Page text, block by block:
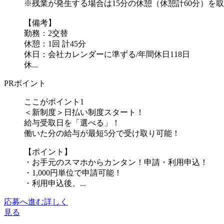
※残業が発生する場合は15分の休憩（休憩計60分）を
【備考】
勤務：2交替
休憩：1回 計45分
休日：会社カレンダーに準ずる/年間休日118日
休...
PRポイント
ここがポイント1
＜新制度＞日払い制度スタート！
給与受取日を「選べる」！
働いた分の給与が最短5分で受け取り可能！
【ポイント】
・お手元のスマホからカンタン！申請・利用申込！
・1,000円単位で申請可能！
・利用申込後、...
応募へ進む詳しく
見る